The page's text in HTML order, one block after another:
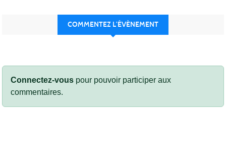
COMMENTEZ L’ÉVÈNEMENT
Connectez-vous pour pouvoir participer aux
commentaires.